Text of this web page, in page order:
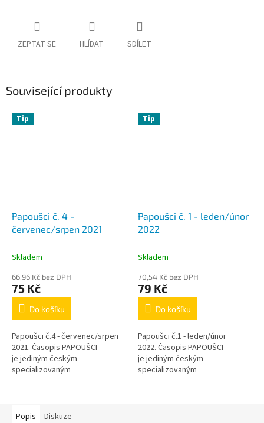
ZEPTAT SE HLÍDAT SDÍLET
Související produkty
Tip
Papoušci č. 4 -
červenec/srpen 2021
Skladem
66,96 Kč bez DPH
75 Kč
Do košíku
Papoušci č.4 - červenec/srpen
2021. Časopis PAPOUŠCI
je jediným českým
specializovaným
Tip
Papoušci č. 1 - leden/únor
2022
Skladem
70,54 Kč bez DPH
79 Kč
Do košíku
Papoušci č.1 - leden/únor
2022. Časopis PAPOUŠCI
je jediným českým
specializovaným
Popis
Diskuze